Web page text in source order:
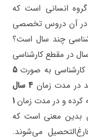
انسانی است که
در آن دروس تخصصی
چند سال است؟
در مقطع کارشناسی
کارشناسی به صورت5
در مدت زمان 4 سال
کرده و در مدت زمان1
بدین معنی است که
کارشناسی پس از 5 سال فارغ‌التحصیل می‌شوند.